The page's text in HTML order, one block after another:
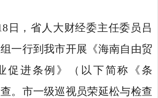
日，省人大财经委主任委员吕
一行到我市开展《海南自由贸
促进条例》（以下简称《条
。市一级巡视员荣延松与检查